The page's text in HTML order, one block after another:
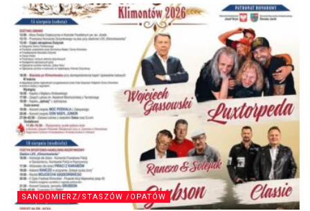
SANDOMIERZ/STASZÓW /OPATÓW